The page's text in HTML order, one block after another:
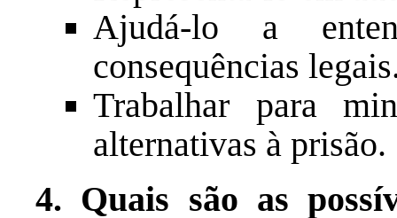
Ajudá-lo a
consequências
Trabalhar para
alternativas à prisão.
4. Quais são as